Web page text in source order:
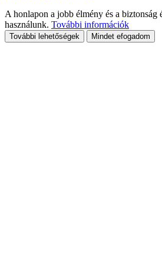
A honlapon a jobb élmény és a biztonság
használunk. További információk
További lehetőségek Mindet efogadom